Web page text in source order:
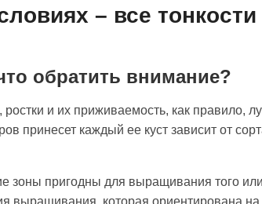
– все тонкости
обратить внимание?
и их приживаемость, как правило,
принесет каждый ее куст зависит от
зоны пригодны для выращивания того
выращивания, которая ориентирована на